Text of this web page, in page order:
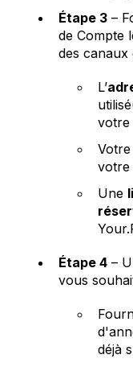
Étape 3 –
de Compte
des
L’
votre
Votre
votre
Une
Étape 4 –
vous
déjà